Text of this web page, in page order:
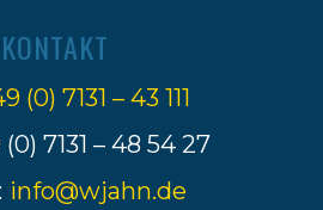
KONTAKT
(0) 7131 – 43 111
7131 – 48 54 27
info@wjahn.de